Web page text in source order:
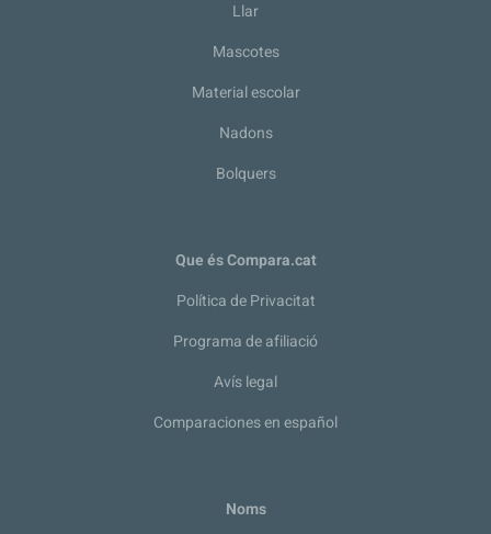
Llar
Mascotes
Material escolar
Nadons
Bolquers
Que és Compara.cat
Política de Privacitat
Programa de afiliació
Avís legal
Comparaciones en español
Noms